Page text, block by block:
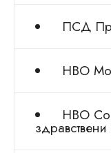
ПСД
НВО
НВО